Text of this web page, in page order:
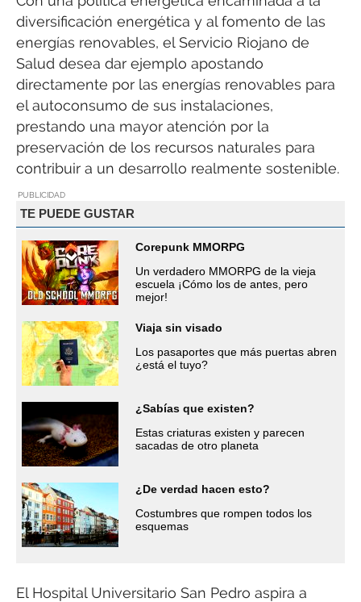
diversificación energética y al fomento de las
energías renovables, el Servicio Riojano de
Salud desea dar ejemplo apostando
directamente por las energías renovables para
el autoconsumo de sus instalaciones,
prestando una mayor atención por la
preservación de los recursos naturales para
contribuir a un desarrollo realmente sostenible.
PUBLICIDAD
TE PUEDE GUSTAR
Corepunk MMORPG
Un verdadero MMORPG de la vieja
escuela ¡Cómo los de antes, pero
mejor!
Viaja sin visado
Los pasaportes que más puertas abren
¿está el tuyo?
¿Sabías que existen?
Estas criaturas existen y parecen
sacadas de otro planeta
¿De verdad hacen esto?
Costumbres que rompen todos los
esquemas
El Hospital Universitario San Pedro aspira a